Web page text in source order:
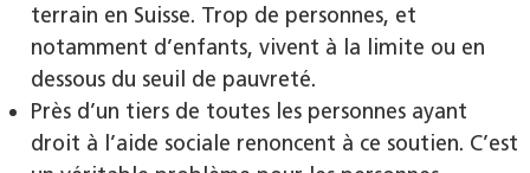
terrain en Suisse. Trop de personnes, et
notamment d’enfants, vivent à la limite ou en
dessous du seuil de pauvreté.
Près d’un tiers de toutes les personnes ayant
droit à l’aide sociale renoncent à ce soutien. C’est